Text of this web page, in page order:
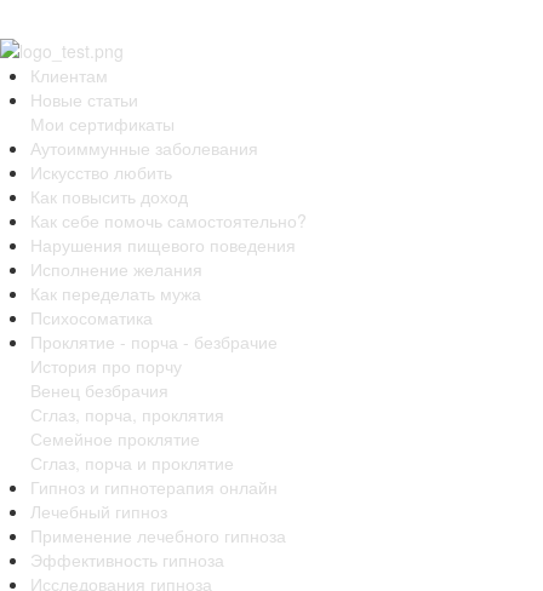
Клиентам
Новые статьи
Мои сертификаты
Аутоиммунные заболевания
Искусство любить
Как повысить доход
Как себе помочь самостоятельно?
Нарушения пищевого поведения
Исполнение желания
Как переделать мужа
Психосоматика
Проклятие - порча - безбрачие
История про порчу
Венец безбрачия
Сглаз, порча, проклятия
Семейное проклятие
Сглаз, порча и проклятие
Гипноз и гипнотерапия онлайн
Лечебный гипноз
Применение лечебного гипноза
Эффективность гипноза
Исследования гипноза